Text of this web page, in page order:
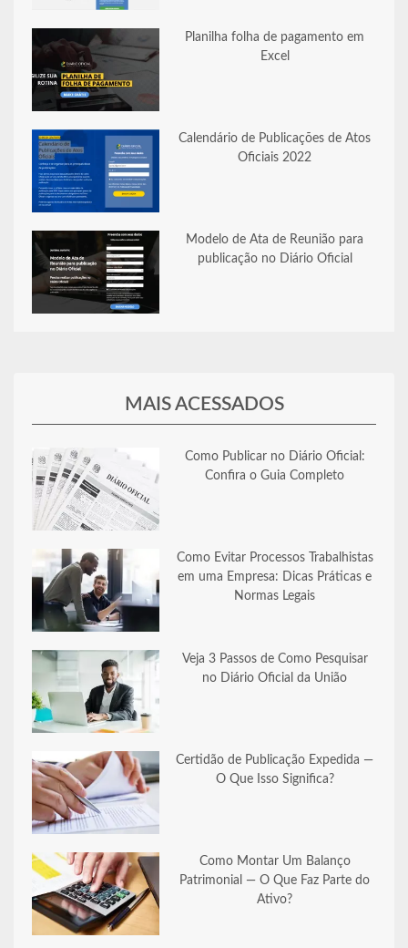
Planilha folha de pagamento em
Excel
Calendário de Publicações de Atos
Oficiais 2022
Modelo de Ata de Reunião para
publicação no Diário Oficial
MAIS ACESSADOS
Como Publicar no Diário Oficial:
Confira o Guia Completo
Como Evitar Processos Trabalhistas
em uma Empresa: Dicas Práticas e
Normas Legais
Veja 3 Passos de Como Pesquisar
no Diário Oficial da União
Certidão de Publicação Expedida —
O Que Isso Significa?
Como Montar Um Balanço
Patrimonial — O Que Faz Parte do
Ativo?